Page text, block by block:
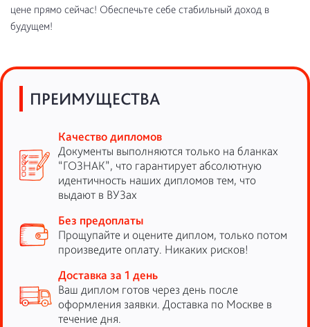
цене прямо сейчас! Обеспечьте себе стабильный доход в
будущем!
ПРЕИМУЩЕСТВА
Качество дипломов
Документы выполняются только на бланках
“ГОЗНАК”, что гарантирует абсолютную
идентичность наших дипломов тем, что
выдают в ВУЗах
Без предоплаты
Прощупайте и оцените диплом, только потом
произведите оплату. Никаких рисков!
Доставка за 1 день
Ваш диплом готов через день после
оформления заявки. Доставка по Москве в
течение дня.